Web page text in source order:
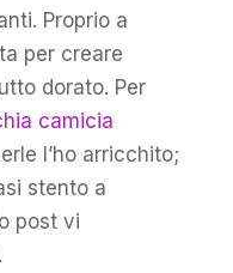
Proprio a
per creare
dorato. Per
camicia
l’ho arricchito;
stento a
post vi